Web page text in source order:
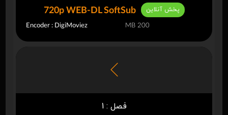
720p WEB-DL SoftSub پخش آنلاین
Encoder : DigiMoviez 200 MB
فصل : 1